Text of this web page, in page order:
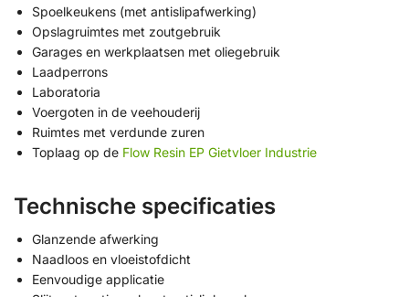
Spoelkeukens (met antislipafwerking)
Opslagruimtes met zoutgebruik
Garages en werkplaatsen met oliegebruik
Laadperrons
Laboratoria
Voergoten in de veehouderij
Ruimtes met verdunde zuren
Toplaag op de Flow Resin EP Gietvloer Industrie
Technische specificaties
Glanzende afwerking
Naadloos en vloeistofdicht
Eenvoudige applicatie